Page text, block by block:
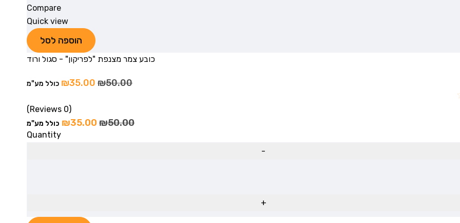
Compare
Quick view
הוספה לסל
כובע צמר מצנפת "לפריקון" - סגול ורוד
₪50.00
₪35.00 כולל מע"מ
(0 Reviews)
₪50.00
₪35.00 כולל מע"מ
Quantity